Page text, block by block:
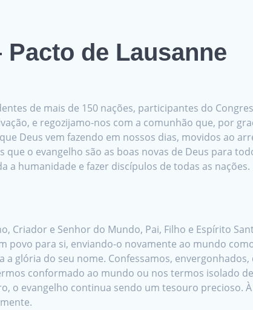
Pacto de Lausanne
de mais de 150 nações, participantes do
e regozijamo-nos com a comunhão que, por
Deus vem fazendo em nossos dias, movidos ao
que o evangelho são as boas novas de Deus para
a humanidade e fazer discípulos de todas as
Criador e Senhor do Mundo, Pai, Filho e Espírito
povo para si, enviando-o novamente ao mundo
glória do seu nome. Confessamos,
conformado ao mundo ou nos termos isolado
o evangelho continua sendo um tesouro precioso.